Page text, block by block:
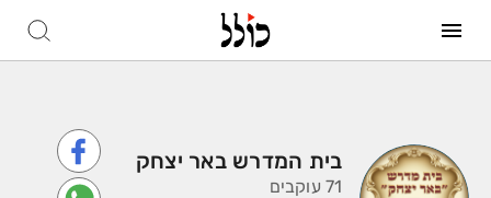
בית המדרש באר יצחק
71 עוקבים